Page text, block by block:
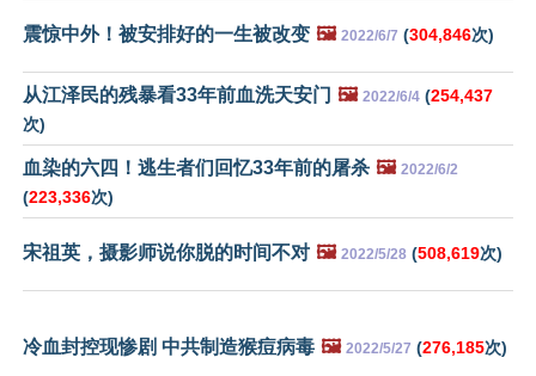
震惊中外！被安排好的一生被改变 🖼️ 2022/6/7 (304,846次)
从江泽民的残暴看33年前血洗天安门 🖼️ 2022/6/4 (254,437
次)
血染的六四！逃生者们回忆33年前的屠杀 🖼️ 2022/6/2
(223,336次)
宋祖英，摄影师说你脱的时间不对 🖼️ 2022/5/28 (508,619次)
冷血封控现惨剧 中共制造猴痘病毒 🖼️ 2022/5/27 (276,185次)